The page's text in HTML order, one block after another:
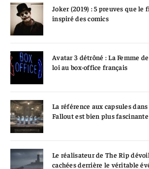
Joker (2019) : 5 preuves que le
inspiré des comics
Avatar 3 détrôné : La Femme
loi au box-office français
La référence aux capsules
Fallout est bien plus fascinante
Le réalisateur de The Rip
cachées derrière le véritable